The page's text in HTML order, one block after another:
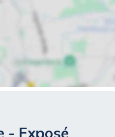
- Exposé